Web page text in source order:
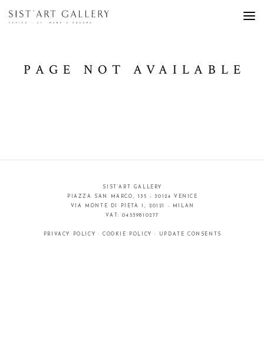
PAGE NOT AVAILABLE
SIST’ART GALLERY
PIAZZA SAN MARCO, 135 - 30124 VENICE
VIA MONTE DI PIETÀ 1, 20121 - MILAN
VAT: 04539810277
PRIVACY POLICY ·COOKIE POLICY · UPDATE CONSENTS